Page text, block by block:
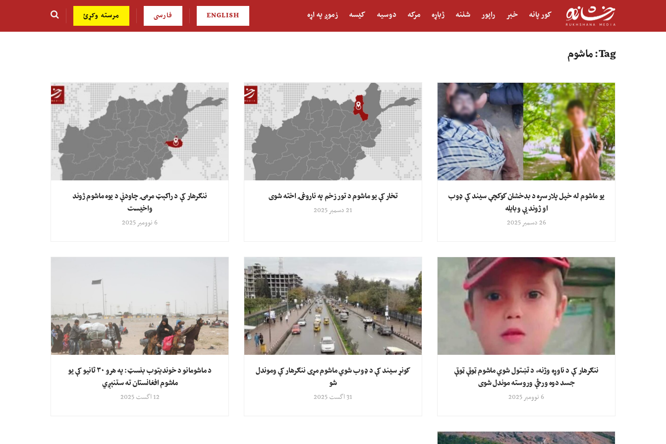
کور پانه خبر راپور شننه ژباړه مرکه دوسیه کیسه زموږ په اړه ENGLISH فارسی مرسته وکړئ
Tag: ماشوم
یو ماشوم له خپل پلار سره د بدخشان کوکچې سیند کې ډوب
او ژوند یې وبایله
26 دسمبر 2025
تخار کې یو ماشوم د تور زخم په ناروغۍ اخته شوی
21 دسمبر 2025
ننګرهار کې د راکېټ مرمۍ چاودنې د یوه ماشوم ژوند
واخیست
6 نوومبر 2025
ننګرهار کې د ناوړه وژنه، د تښتول شوي ماشوم ټوټې ټوټې
جسد دوه ورځې وروسته موندل شوی
6 نوومبر 2025
کونړ سیند کې د ډوب شوي ماشوم مړی ننګرهار کې وموندل
شو
31 اگست 2025
د ماشومانو د خوندیتوب بنسټ: په هرو ۳۰ ثانیو کې یو
ماشوم افغانستان ته ستنېږي
12 اگست 2025